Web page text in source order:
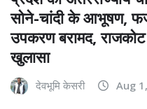
सोने-चांदी के आभूषण,
उपकरण बरामद,
खुलासा
देवभूमि केसरी Aug